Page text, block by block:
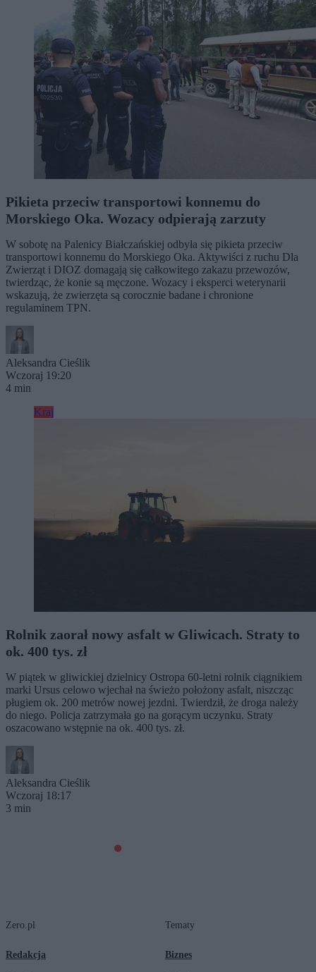
Pikieta przeciw transportowi konnemu do
Morskiego Oka. Wozacy odpierają zarzuty
W sobotę na Palenicy Białczańskiej odbyła się pikieta przeciw
transportowi konnemu do Morskiego Oka. Aktywiści z ruchu Dla
Zwierząt i DIOZ domagają się całkowitego zakazu przewozów,
twierdząc, że konie są męczone. Wozacy i eksperci weterynarii
wskazują, że zwierzęta są corocznie badane i chronione
regulaminem TPN.
Aleksandra Cieślik
Wczoraj 19:20
4 min
Kraj
Rolnik zaorał nowy asfalt w Gliwicach. Straty to
ok. 400 tys. zł
W piątek w gliwickiej dzielnicy Ostropa 60-letni rolnik ciągnikiem
marki Ursus celowo wjechał na świeżo położony asfalt, niszcząc
pługiem ok. 200 metrów nowej jezdni. Twierdził, że droga należy
do niego. Policja zatrzymała go na gorącym uczynku. Straty
oszacowano wstępnie na ok. 400 tys. zł.
Aleksandra Cieślik
Wczoraj 18:17
3 min
Zero.pl
Redakcja
Tematy
Biznes